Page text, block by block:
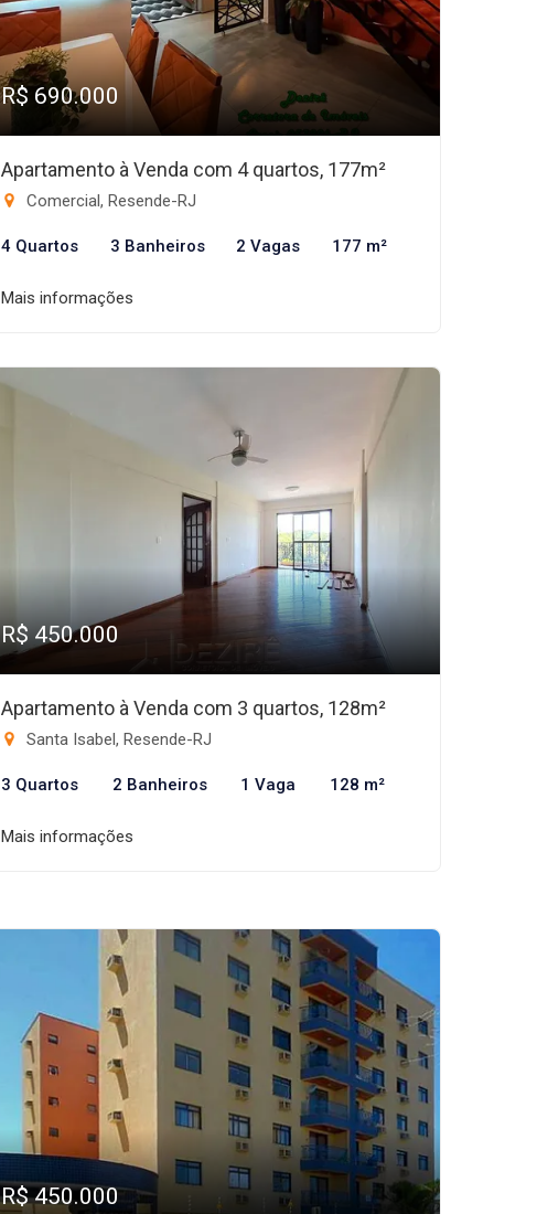
R$ 690.000
Apartamento à Venda com 4 quartos, 177m²
Comercial, Resende-RJ
4 Quartos 3 Banheiros 2 Vagas 177 m²
Mais informações
R$ 450.000
Apartamento à Venda com 3 quartos, 128m²
Santa Isabel, Resende-RJ
3 Quartos 2 Banheiros 1 Vaga 128 m²
Mais informações
R$ 450.000